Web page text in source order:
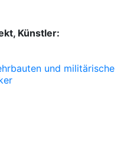
Künstler:
und militärische